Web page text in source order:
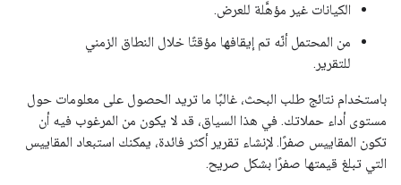
الكيانات غير مؤهَّلة للعرض.
من المحتمل أنّه تم إيقافها مؤقتًا خلال النطاق الزمني
للتقرير.
باستخدام نتائج طلب البحث، غالبًا ما تريد الحصول على معلومات حول
مستوى أداء حملاتك. في هذا السياق، قد لا يكون من المرغوب فيه أن
تكون المقاييس صفرًا. لإنشاء تقرير أكثر فائدة، يمكنك استبعاد المقاييس
التي تبلغ قيمتها صفرًا بشكل صريح.